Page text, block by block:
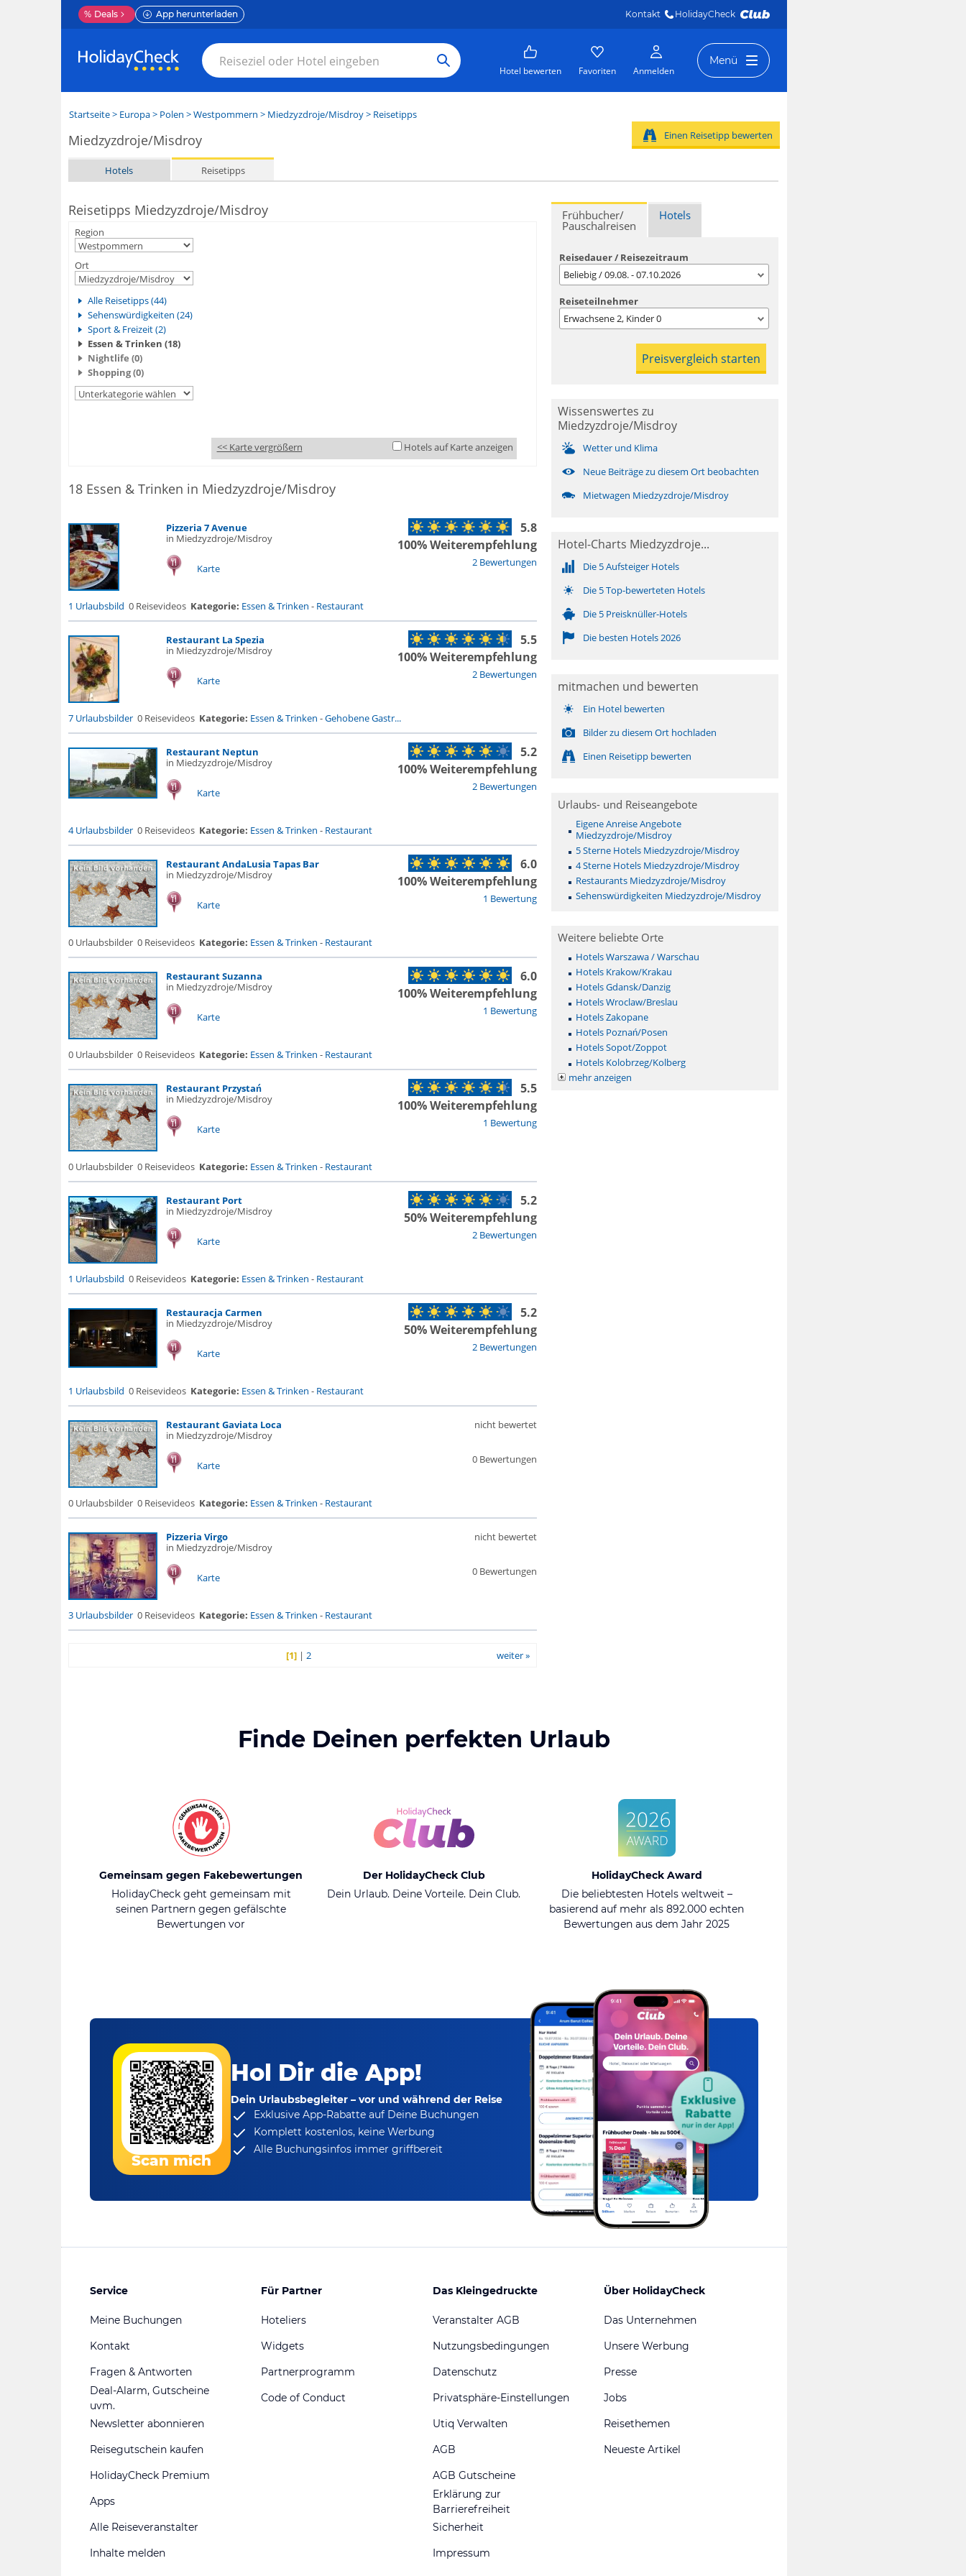
% Deals App herunterladen Kontakt HolidayCheck
Hotel bewerten Favoriten Anmelden
Menü
Startseite> Europa> Polen >Westpommern > Miedzyzdroje/Misdroy> Reisetipps
Miedzyzdroje/Misdroy
Hotels Reisetipps
Einen Reisetipp bewerten
Reisetipps Miedzyzdroje/Misdroy
Region
Ort
Alle Reisetipps (44)
Sehenswürdigkeiten (24)
Sport & Freizeit (2)
Essen & Trinken (18)
Nightlife (0)
Shopping (0)
<< Karte vergrößern Hotels auf Karte anzeigen
18 Essen & Trinken in Miedzyzdroje/Misdroy
Pizzeria 7 Avenue
in Miedzyzdroje/Misdroy
Karte 2 Bewertungen
5.8
100% Weiterempfehlung
1 Urlaubsbild 0 Reisevideos Kategorie: Essen & Trinken - Restaurant
Restaurant La Spezia
in Miedzyzdroje/Misdroy
Karte 2 Bewertungen
5.5
100% Weiterempfehlung
7 Urlaubsbilder 0 Reisevideos Kategorie: Essen & Trinken -Gehobene Gastr...
Restaurant Neptun
in Miedzyzdroje/Misdroy
Karte 2 Bewertungen
5.2
100% Weiterempfehlung
4 Urlaubsbilder 0 Reisevideos Kategorie: Essen & Trinken - Restaurant
Restaurant AndaLusia Tapas Bar
in Miedzyzdroje/Misdroy
Karte 1 Bewertung
6.0
100% Weiterempfehlung
0 Urlaubsbilder 0 Reisevideos Kategorie: Essen & Trinken - Restaurant
Restaurant Suzanna
in Miedzyzdroje/Misdroy
Karte 1 Bewertung
6.0
100% Weiterempfehlung
0 Urlaubsbilder 0 Reisevideos Kategorie: Essen & Trinken - Restaurant
Restaurant Przystań
in Miedzyzdroje/Misdroy
Karte 1 Bewertung
5.5
100% Weiterempfehlung
0 Urlaubsbilder 0 Reisevideos Kategorie: Essen & Trinken - Restaurant
Restaurant Port
in Miedzyzdroje/Misdroy
Karte 2 Bewertungen
5.2
50% Weiterempfehlung
1 Urlaubsbild 0 Reisevideos Kategorie: Essen & Trinken - Restaurant
Restauracja Carmen
in Miedzyzdroje/Misdroy
Karte 2 Bewertungen
5.2
50% Weiterempfehlung
1 Urlaubsbild 0 Reisevideos Kategorie: Essen & Trinken - Restaurant
Restaurant Gaviata Loca
in Miedzyzdroje/Misdroy
Karte 0 Bewertungen
nicht bewertet
0 Urlaubsbilder 0 Reisevideos Kategorie: Essen & Trinken - Restaurant
Pizzeria Virgo
in Miedzyzdroje/Misdroy
Karte 0 Bewertungen
nicht bewertet
3 Urlaubsbilder 0 Reisevideos Kategorie: Essen & Trinken - Restaurant
[1]| 2 weiter »
Frühbucher/
Pauschalreisen
Hotels
Reisedauer / Reisezeitraum
Beliebig / 09.08. - 07.10.2026
Reiseteilnehmer
Erwachsene2, Kinder0
Wissenswertes zu
Miedzyzdroje/Misdroy
Wetter und Klima
Neue Beiträge zu diesem Ort beobachten
Mietwagen Miedzyzdroje/Misdroy
Hotel-Charts Miedzyzdroje...
Die 5 Aufsteiger Hotels
Die 5 Top-bewerteten Hotels
Die 5 Preisknüller-Hotels
Die besten Hotels 2026
mitmachen und bewerten
Ein Hotel bewerten
Bilder zu diesem Ort hochladen
Einen Reisetipp bewerten
Urlaubs- und Reiseangebote
Eigene Anreise Angebote
Miedzyzdroje/Misdroy
5 Sterne Hotels Miedzyzdroje/Misdroy
4 Sterne Hotels Miedzyzdroje/Misdroy
Restaurants Miedzyzdroje/Misdroy
Sehenswürdigkeiten Miedzyzdroje/Misdroy
Weitere beliebte Orte
Hotels Warszawa / Warschau
Hotels Krakow/Krakau
Hotels Gdansk/Danzig
Hotels Wroclaw/Breslau
Hotels Zakopane
Hotels Poznań/Posen
Hotels Sopot/Zoppot
Hotels Kolobrzeg/Kolberg
mehr anzeigen
Finde Deinen perfekten Urlaub
Gemeinsam gegen Fakebewertungen
HolidayCheck geht gemeinsam mit
seinen Partnern gegen gefälschte
Bewertungen vor
Der HolidayCheck Club
Dein Urlaub. Deine Vorteile. Dein Club.
HolidayCheck Award
Die beliebtesten Hotels weltweit –
basierend auf mehr als 892.000 echten
Bewertungen aus dem Jahr 2025
Scan mich
Hol Dir die App!
Dein Urlaubsbegleiter – vor und während der Reise
Exklusive App-Rabatteauf Deine Buchungen
Komplett kostenlos, keine Werbung
Alle Buchungsinfos immer griffbereit
Service
Meine Buchungen
Kontakt
Fragen & Antworten
Deal-Alarm, Gutscheine
uvm.
Newsletter abonnieren
Reisegutschein kaufen
HolidayCheck Premium
Apps
Alle Reiseveranstalter
Inhalte melden
Für Partner
Hoteliers
Widgets
Partnerprogramm
Code of Conduct
Das Kleingedruckte
Veranstalter AGB
Nutzungsbedingungen
Datenschutz
Privatsphäre-Einstellungen
Utiq Verwalten
AGB
AGB Gutscheine
Erklärung zur
Barrierefreiheit
Sicherheit
Impressum
Über HolidayCheck
Das Unternehmen
Unsere Werbung
Presse
Jobs
Reisethemen
Neueste Artikel